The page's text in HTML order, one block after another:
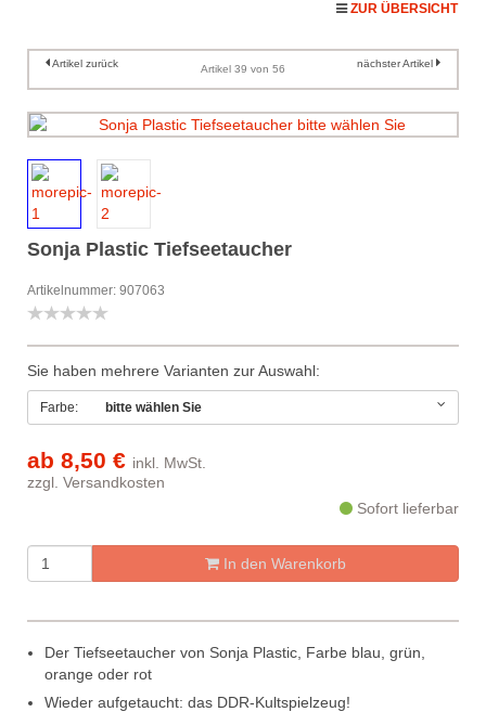
ZUR ÜBERSICHT
Artikel zurück Artikel 39 von 56 nächster Artikel
Sonja Plastic Tiefseetaucher
Artikelnummer: 907063
Sie haben mehrere Varianten zur Auswahl:
Farbe: bitte wählen Sie
ab 8,50 € inkl. MwSt.
zzgl. Versandkosten
Sofort lieferbar
In den Warenkorb
Der Tiefseetaucher von Sonja Plastic, Farbe blau, grün,
orange oder rot
Wieder aufgetaucht: das DDR-Kultspielzeug!